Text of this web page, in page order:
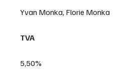
Yvan Monka, Florie Monka
TVA
5,50%